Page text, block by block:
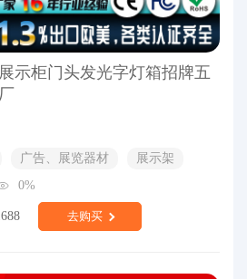
示柜门头发光字灯箱招牌五
广告、展览器材
展示架
0%
去购买